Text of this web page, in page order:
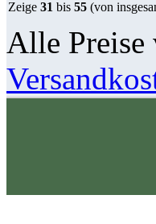
Zeige 31 bis 55 (von
Alle Preise